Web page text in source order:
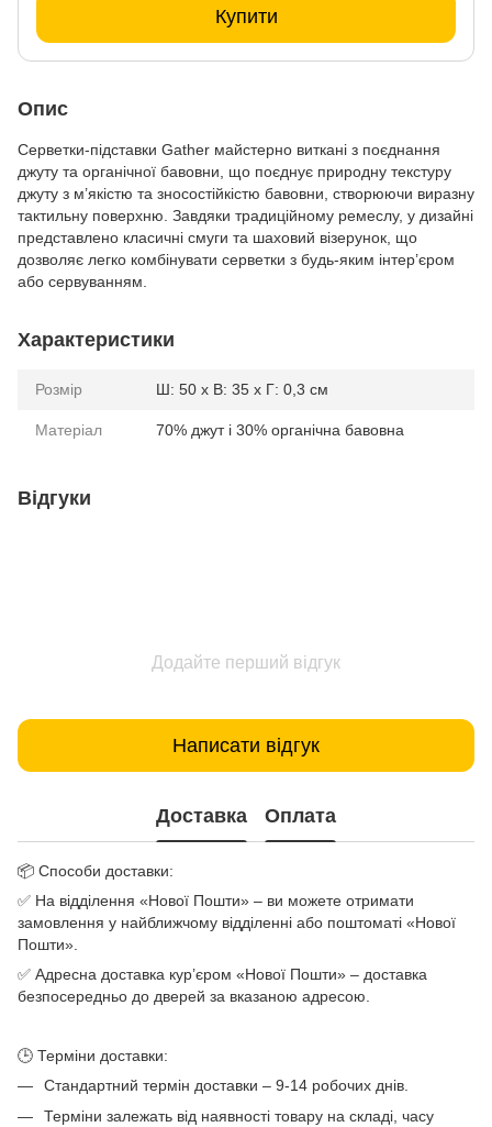
Купити
Опис
Серветки-підставки Gather майстерно виткані з поєднання
джуту та органічної бавовни, що поєднує природну текстуру
джуту з м’якістю та зносостійкістю бавовни, створюючи виразну
тактильну поверхню. Завдяки традиційному ремеслу, у дизайні
представлено класичні смуги та шаховий візерунок, що
дозволяє легко комбінувати серветки з будь-яким інтер’єром
або сервуванням.
Характеристики
Розмір Ш: 50 х В: 35 х Г: 0,3 см
Матеріал 70% джут і 30% органічна бавовна
Відгуки
Додайте перший відгук
Написати відгук
Доставка Оплата
📦 Способи доставки:
✅ На відділення «Нової Пошти» – ви можете отримати
замовлення у найближчому відділенні або поштоматі «Нової
Пошти».
✅ Адресна доставка кур’єром «Нової Пошти» – доставка
безпосередньо до дверей за вказаною адресою.
🕒 Терміни доставки:
Стандартний термін доставки – 9-14 робочих днів.
Терміни залежать від наявності товару на складі, часу